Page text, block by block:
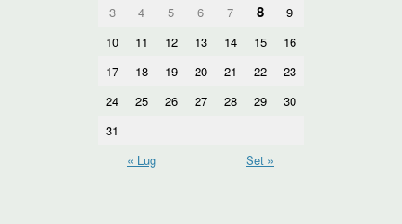
3
4 5 6 7 8
9
10
11 12 13 14 15
16
17
18 19 20 21 22
23
24
25 26 27 28 29
30
31
« Lug
Set »